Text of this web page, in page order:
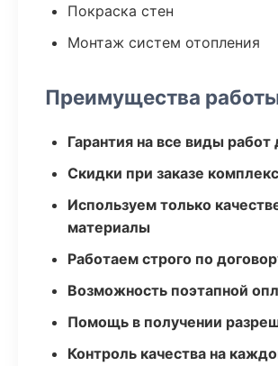
Покраска стен
Монтаж систем отопления
Преимущества
Гарантия на все виды работ
Скидки при заказе
Используем только
материалы
Работаем строго по
Возможность поэтапной
Помощь в получении
Контроль качества на